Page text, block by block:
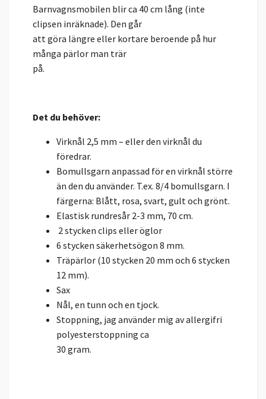
Barnvagnsmobilen blir ca 40 cm lång (inte
clipsen inräknade). Den går
att göra längre eller kortare beroende på hur
många pärlor man trär
på.
Det du behöver:
Virknål 2,5 mm – eller den virknål du
föredrar.
Bomullsgarn anpassad för en virknål större
än den du använder. T.ex. 8/4 bomullsgarn. I
färgerna: Blått, rosa, svart, gult och grönt.
Elastisk rundresår 2-3 mm, 70 cm.
2 stycken clips eller öglor
6 stycken säkerhetsögon 8 mm.
Träpärlor (10 stycken 20 mm och 6 stycken
12 mm).
Sax
Nål, en tunn och en tjock.
Stoppning, jag använder mig av allergifri
polyesterstoppning ca
30 gram.